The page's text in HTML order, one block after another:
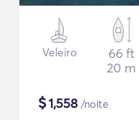
Veleiro
66 ft
20 m
$1,558 /noite